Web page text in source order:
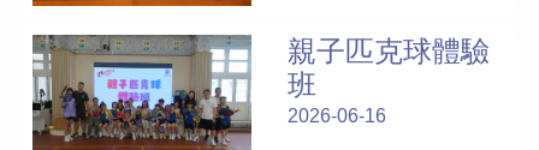
親子匹克球體驗
班
2026-06-16